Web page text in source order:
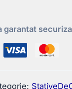
garantat